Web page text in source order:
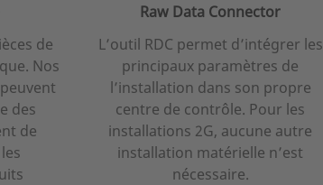
de
Nos
des
de
Raw Data Connector
L’outil RDC permet d’intégrer les
principaux paramètres de
l’installation dans son propre
centre de contrôle. Pour les
installations 2G, aucune autre
installation matérielle n’est
nécessaire.